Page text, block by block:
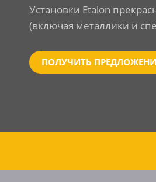
Установки Etalon
(включая металлики и
ПОЛУЧИТЬ